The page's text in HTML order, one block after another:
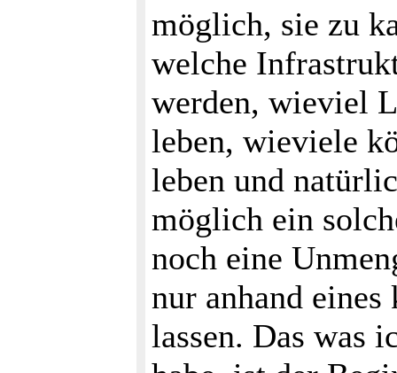
möglich, sie zu
welche
werden, wieviel
leben, wieviele
leben und
möglich ein
noch eine
nur anhand
lassen. Das was